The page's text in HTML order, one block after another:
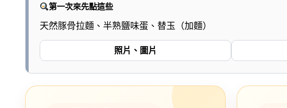
第一次來先點這些
天然豚骨拉麵、半熟鹽味蛋、替玉（加麵）
照片、圖片